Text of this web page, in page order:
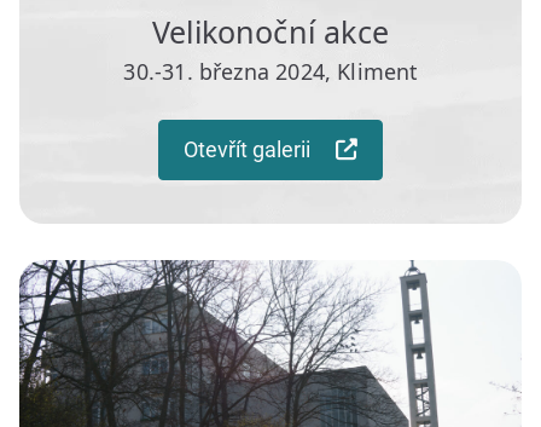
Velikonoční akce
30.-31. března 2024, Kliment
Otevřít galerii